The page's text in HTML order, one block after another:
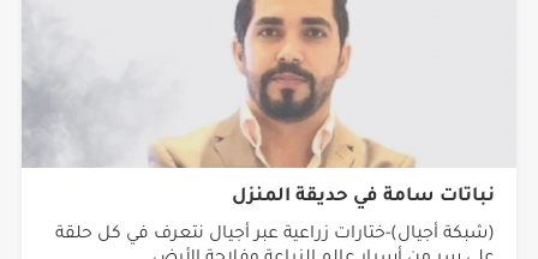
نباتات سامة في حديقة المنزل
(شبكة أجيال)-ختارات زراعية عبر أجيال نتعرف في كل حلقة